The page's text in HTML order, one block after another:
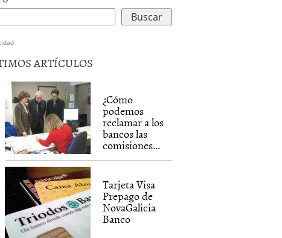
ARTÍCULOS
¿Cómo
podemos
reclamar a los
bancos las
comisiones...
Tarjeta Visa
Prepago de
NovaGalicia
Banco